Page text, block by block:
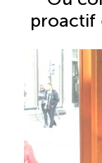
Ressources
proactif